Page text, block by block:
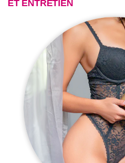
ET ENTRETIEN